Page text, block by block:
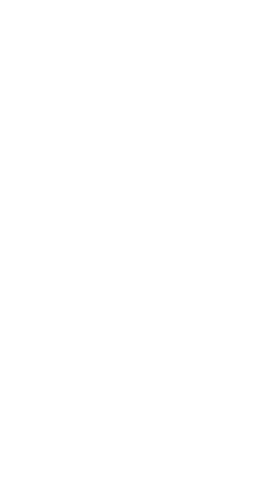
Iniciou tratamento
sem previsão de